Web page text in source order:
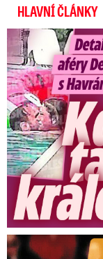
HLAVNÍ ČLÁNKY
Detaily aféry
Splněný sen